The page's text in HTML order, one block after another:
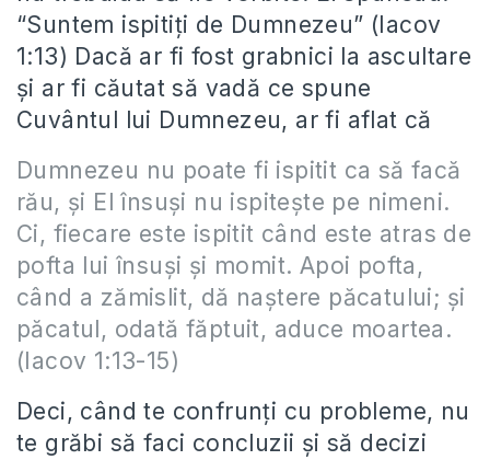
“Suntem ispitiți de Dumnezeu” (Iacov
1:13) Dacă ar fi fost grabnici la ascultare
și ar fi căutat să vadă ce spune
Cuvântul lui Dumnezeu, ar fi aflat că
Dumnezeu nu poate fi ispitit ca să facă
rău, și El însuși nu ispitește pe nimeni.
Ci, fiecare este ispitit când este atras de
pofta lui însuși și momit. Apoi pofta,
când a zămislit, dă naștere păcatului; și
păcatul, odată făptuit, aduce moartea.
(Iacov 1:13-15)
Deci, când te confrunți cu probleme, nu
te grăbi să faci concluzii și să decizi